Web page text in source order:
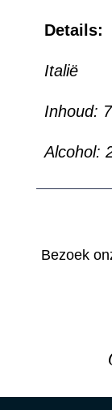
Details:
Italië
Inhoud:
Alcohol:
Bezoek